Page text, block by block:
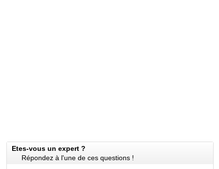
Etes-vous un expert ?
Répondez à l'une de ces questions !